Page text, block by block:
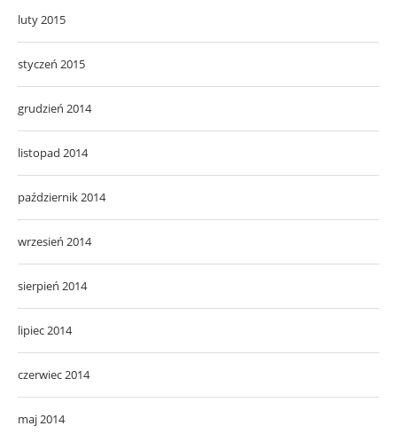
luty 2015
styczeń 2015
grudzień 2014
listopad 2014
październik 2014
wrzesień 2014
sierpień 2014
lipiec 2014
czerwiec 2014
maj 2014